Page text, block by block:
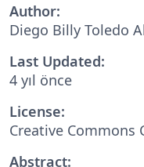
Author:
Diego Billy Toledo
Last Updated:
4 yıl önce
License:
Creative Commons
Abstract: